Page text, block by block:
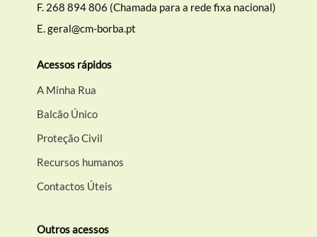
F. 268 894 806 (Chamada para a rede fixa nacional)
E.geral@cm-borba.pt
Acessos rápidos
A Minha Rua
Balcão Único
Proteção Civil
Recursos humanos
Contactos Úteis
Outros acessos